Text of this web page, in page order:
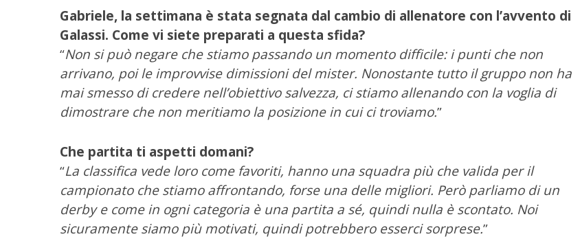
Gabriele, la settimana è stata segnata dal cambio di allenatore con l’avvento di
Galassi. Come vi siete preparati a questa sfida?
“Non si può negare che stiamo passando un momento difficile: i punti che non
arrivano, poi le improvvise dimissioni del mister. Nonostante tutto il gruppo non ha
mai smesso di credere nell’obiettivo salvezza, ci stiamo allenando con la voglia di
dimostrare che non meritiamo la posizione in cui ci troviamo.”
Che partita ti aspetti domani?
“La classifica vede loro come favoriti, hanno una squadra più che valida per il
campionato che stiamo affrontando, forse una delle migliori. Però parliamo di un
derby e come in ogni categoria è una partita a sé, quindi nulla è scontato. Noi
sicuramente siamo più motivati, quindi potrebbero esserci sorprese.”
p
e
r